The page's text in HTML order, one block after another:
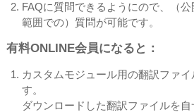
FAQに質問できるようにので、（
範囲での）質問が可能です。
有料ONLINE会員になると：
カスタムモジュール用の翻訳ファ
す。
ダウンロードした翻訳ファイルを